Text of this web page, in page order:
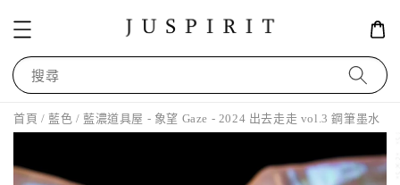
搜尋
首頁 /藍色 / 藍濃道具屋 - 象望 Gaze - 2024 出去走走 vol.3 鋼筆墨水